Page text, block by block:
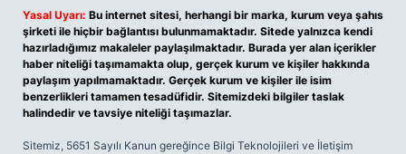
Yasal Uyarı: Bu internet sitesi, herhangi bir marka, kurum veya şahıs
şirketi ile hiçbir bağlantısı bulunmamaktadır. Sitede yalnızca kendi
hazırladığımız makaleler paylaşılmaktadır. Burada yer alan içerikler
haber niteliği taşımamakta olup, gerçek kurum ve kişiler hakkında
paylaşım yapılmamaktadır. Gerçek kurum ve kişiler ile isim
benzerlikleri tamamen tesadüfidir. Sitemizdeki bilgiler taslak
halindedir ve tavsiye niteliği taşımazlar.
Sitemiz, 5651 Sayılı Kanun gereğince Bilgi Teknolojileri ve İletişim